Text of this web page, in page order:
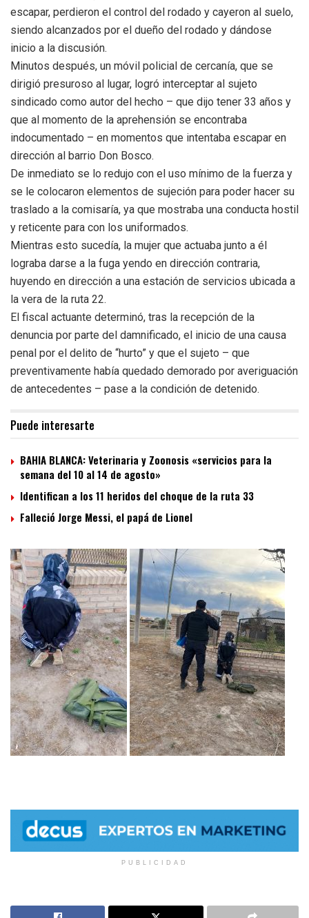
escapar, perdieron el control del rodado y cayeron al suelo,
siendo alcanzados por el dueño del rodado y dándose
inicio a la discusión.
Minutos después, un móvil policial de cercanía, que se
dirigió presuroso al lugar, logró interceptar al sujeto
sindicado como autor del hecho – que dijo tener 33 años y
que al momento de la aprehensión se encontraba
indocumentado – en momentos que intentaba escapar en
dirección al barrio Don Bosco.
De inmediato se lo redujo con el uso mínimo de la fuerza y
se le colocaron elementos de sujeción para poder hacer su
traslado a la comisaría, ya que mostraba una conducta hostil
y reticente para con los uniformados.
Mientras esto sucedía, la mujer que actuaba junto a él
lograba darse a la fuga yendo en dirección contraria,
huyendo en dirección a una estación de servicios ubicada a
la vera de la ruta 22.
El fiscal actuante determinó, tras la recepción de la
denuncia por parte del damnificado, el inicio de una causa
penal por el delito de “hurto” y que el sujeto – que
preventivamente había quedado demorado por averiguación
de antecedentes – pase a la condición de detenido.
Puede interesarte
BAHIA BLANCA: Veterinaria y Zoonosis «servicios para la
semana del 10 al 14 de agosto»
Identifican a los 11 heridos del choque de la ruta 33
Falleció Jorge Messi, el papá de Lionel
PUBLICIDAD